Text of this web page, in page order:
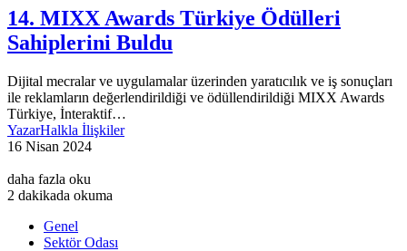
14. MIXX Awards Türkiye Ödülleri
Sahiplerini Buldu
Dijital mecralar ve uygulamalar üzerinden yaratıcılık ve iş sonuçları
ile reklamların değerlendirildiği ve ödüllendirildiği MIXX Awards
Türkiye, İnteraktif…
YazarHalkla İlişkiler
16 Nisan 2024
daha fazla oku
2 dakikada okuma
Genel
Sektör Odası